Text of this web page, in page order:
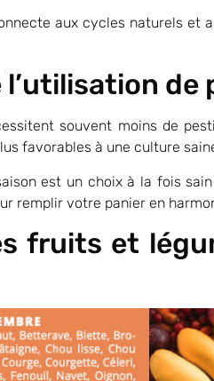
aux cycles naturels et
l’utilisation
souvent moins de
favorables à une culture
est un choix à la fois
remplir votre panier en
fruits et